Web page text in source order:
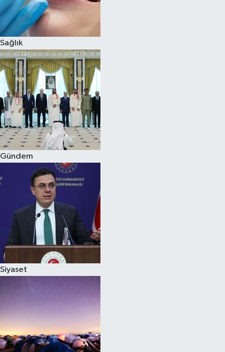
Sağlık
Gündem
Siyaset
Spor
Çocuk
Eğitim
Hava Durumu
Kadın
Kim kimdir?
Kültür Sanat
Sağlık
Siyaset
Teknoloji
Yaşam-Çevre